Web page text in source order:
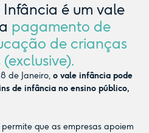
é um vale
pagamento de
de crianças
de Janeiro,o vale infância pode
de infância no ensino público,
que as empresas apoiem